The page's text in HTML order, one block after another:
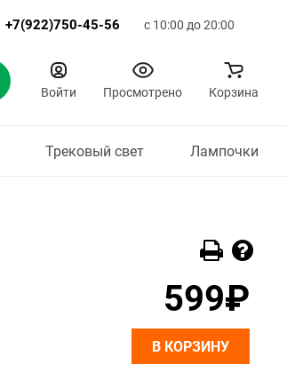
+7(922)750-45-56 с 10:00 до 20:00
Войти Просмотрено Корзина
Трековый свет Лампочки
599₽
В КОРЗИНУ